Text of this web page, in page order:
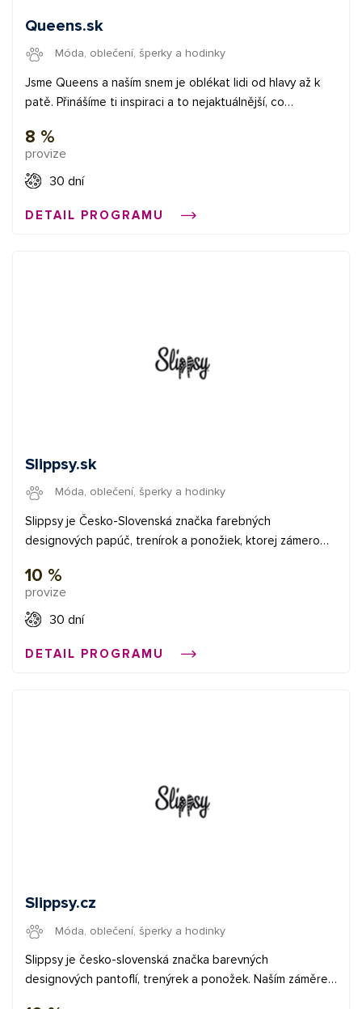
Queens.sk
Móda, oblečení, šperky a hodinky
Jsme Queens a naším snem je oblékat lidi od hlavy až k
patě. Přinášíme ti inspiraci a to nejaktuálnější, co
8 %
provize
30 dní
DETAIL PROGRAMU
Slippsy.sk
Móda, oblečení, šperky a hodinky
Slippsy je Česko-Slovenská značka farebných
designových papúč, trenírok a ponožiek, ktorej zámerom
rozmer. Hravosť, farebnosť a pocit pohodlia to sú pojmy,
ktoré najlepšie vystihujú značku Slippsy.
10 %
provize
30 dní
DETAIL PROGRAMU
Slippsy.cz
Móda, oblečení, šperky a hodinky
Slippsy je česko-slovenská značka barevných
designových pantoflí, trenýrek a ponožek. Naším záměrem